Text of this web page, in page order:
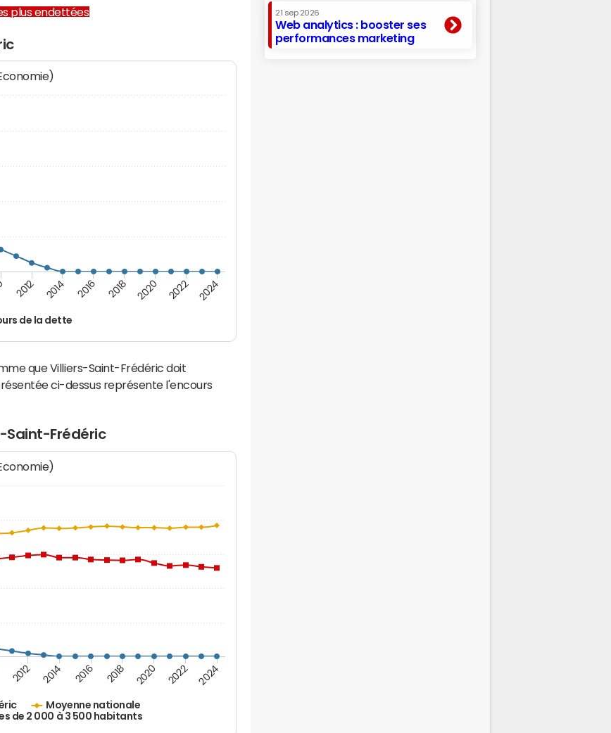
plus endettées
de la dette
2012 2014 2016 2018 2020 2022 2024
que Villiers-Saint-Frédéric doit
ci-dessus représente l'encours
Saint-Frédéric
Moyenne nationale
de 2 000 à 3 500 habitants
2012 2014 2016 2018 2020 2022 2024
21 sep 2026
Web analytics : booster ses
performances marketing